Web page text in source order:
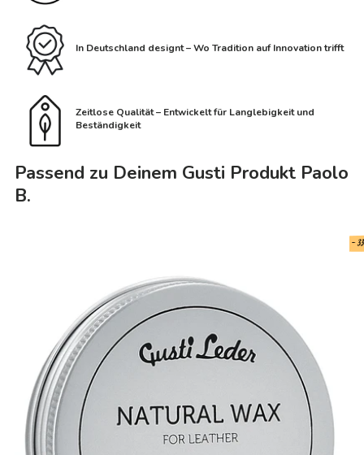
In Deutschland designt – Wo Tradition auf Innovation trifft
Zeitlose Qualität – Entwickelt für Langlebigkeit und
Beständigkeit
Passend zu Deinem Gusti Produkt Paolo
B.
-